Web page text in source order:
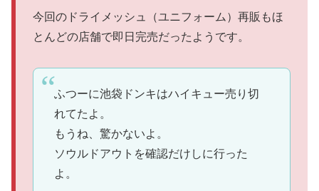
今回のドライメッシュ（ユニフォーム）再販もほ
とんどの店舗で即日完売だったようです。
ふつーに池袋ドンキはハイキュー売り切
れてたよ。
もうね、驚かないよ。
ソウルドアウトを確認だけしに行った
よ。